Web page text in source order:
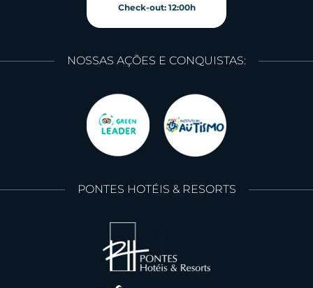
Check-out: 12:00h
NOSSAS AÇÕES E CONQUISTAS:
PONTES HOTÉIS & RESORTS